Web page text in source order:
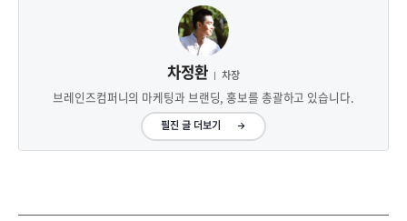
차정환 차장
브레인즈컴퍼니의 마케팅과 브랜딩, 홍보를 총괄하고 있습니다.
필진 글 더보기